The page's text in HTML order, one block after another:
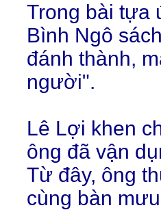
Trong bài tựa
Bình Ngô
đánh thành,
người".
Lê Lợi khen
ông đã vận
Từ đây, ông
cùng bàn